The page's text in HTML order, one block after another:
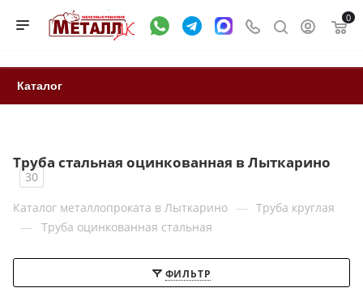
0
Каталог
Труба стальная оцинкованная в Лыткарино
30
Каталог металлопроката в Лыткарино — Труба круглая
— Труба оцинкованная стальная
ФИЛЬТР